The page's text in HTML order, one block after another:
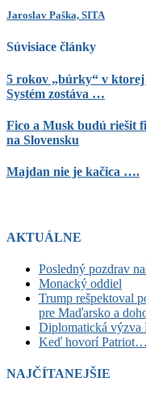
Jaroslav Paška, SITA
Súvisiace články
5 rokov „búrky“ v ktorej
Systém zostáva …
Fico a Musk budú riešit
na Slovensku
Majdan nie je kačica ….
AKTUÁLNE
Posledný pozdrav
Monacký oddiel
Trump rešpektoval
pre Maďarsko a
Diplomatická výzva
Keď hovorí Patriot…
NAJČÍTANEJŠIE